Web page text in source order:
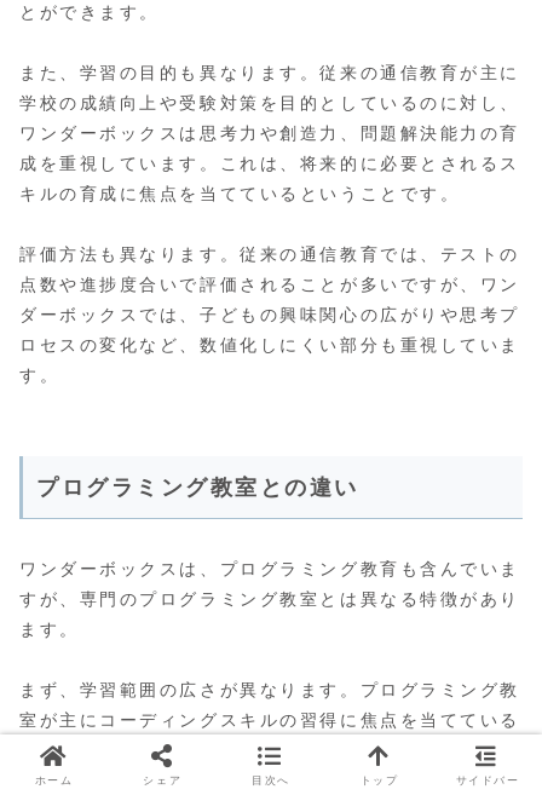
とができます。
また、学習の目的も異なります。従来の通信教育が主に
学校の成績向上や受験対策を目的としているのに対し、
ワンダーボックスは思考力や創造力、問題解決能力の育
成を重視しています。これは、将来的に必要とされるス
キルの育成に焦点を当てているということです。
評価方法も異なります。従来の通信教育では、テストの
点数や進捗度合いで評価されることが多いですが、ワン
ダーボックスでは、子どもの興味関心の広がりや思考プ
ロセスの変化など、数値化しにくい部分も重視していま
す。
プログラミング教室との違い
ワンダーボックスは、プログラミング教育も含んでいま
すが、専門のプログラミング教室とは異なる特徴があり
ます。
まず、学習範囲の広さが異なります。プログラミング教
室が主にコーディングスキルの習得に焦点を当てている
のに対し、ワンダーボックスはプログラミングを含む
STEAM教育全般を学ぶことができます。これにより、
ホーム シェア 目次へ トップ サイドバー